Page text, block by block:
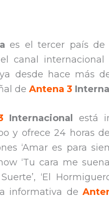
es el tercer país de
canal internacional
desde hace más
de Antena 3
Internacional
está
y ofrece 24 horas
‘Amar es para
‘Tu cara me
‘El
informativa de